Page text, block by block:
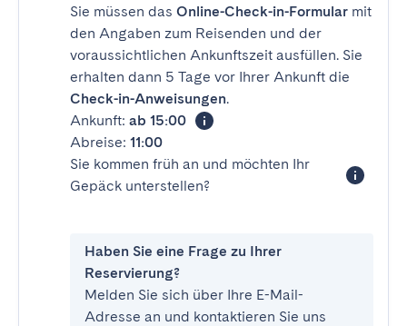
Sie müssen das Online-Check-in-Formular mit
den Angaben zum Reisenden und der
voraussichtlichen Ankunftszeit ausfüllen. Sie
erhalten dann 5 Tage vor Ihrer Ankunft die
Check-in-Anweisungen.
Ankunft: ab 15:00
Abreise: 11:00
Sie kommen früh an und möchten Ihr
Gepäck unterstellen?
Haben Sie eine Frage zu Ihrer
Reservierung?
Melden Sie sich über Ihre E-Mail-
Adresse an und kontaktieren Sie uns